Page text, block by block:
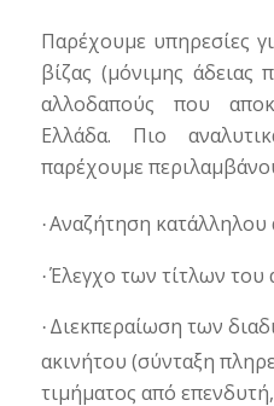
Παρέχουμε υπηρεσίες
βίζας (μόνιμης άδειας
αλλοδαπούς που
Ελλάδα. Πιο
παρέχουμε
·Αναζήτηση κατάλληλου
·Έλεγχο των τίτλων του
· Διεκπεραίωση των
ακινήτου (σύνταξη
τιμήματος από